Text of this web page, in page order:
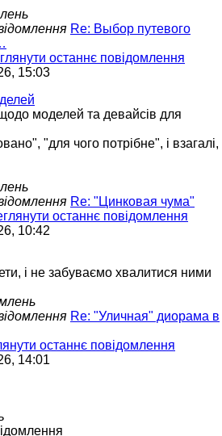
Re: Выбор путевого
останнє повідомлення
15:03
моделей та девайсів для
"для чого потрібне", і взагалі,
Re: "Цинковая чума"
останнє повідомлення
10:42
і не забуваємо хвалитися ними
Re: "Уличная" диорама в
останнє повідомлення
14:01